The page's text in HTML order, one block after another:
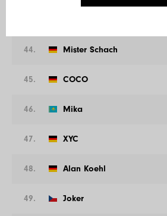
44. Mister Schach
45. COCO
46. Mika
47. XYC
48. Alan Koehl
49. Joker